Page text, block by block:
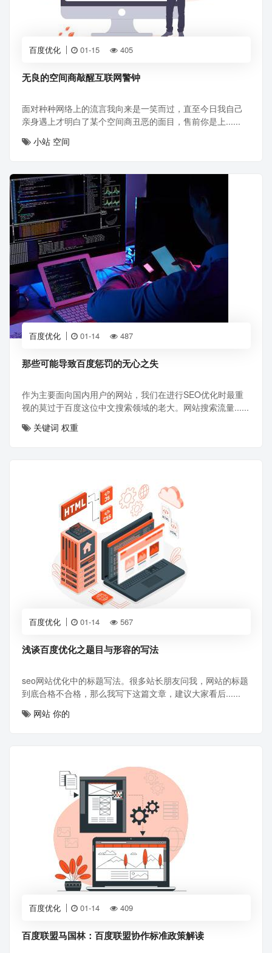
百度优化 01-15 405
无良的空间商敲醒互联网警钟
面对种种网络上的流言我向来是一笑而过，直至今日我自己
亲身遇上才明白了某个空间商丑恶的面目，售前你是上......
小站 空间
百度优化 01-14 487
那些可能导致百度惩罚的无心之失
作为主要面向国内用户的网站，我们在进行SEO优化时最重
视的莫过于百度这位中文搜索领域的老大。网站搜索流量......
关键词 权重
百度优化 01-14 567
浅谈百度优化之题目与形容的写法
seo网站优化中的标题写法。很多站长朋友问我，网站的标题
到底合格不合格，那么我写下这篇文章，建议大家看后......
网站 你的
百度优化 01-14 409
百度联盟马国林：百度联盟协作标准政策解读